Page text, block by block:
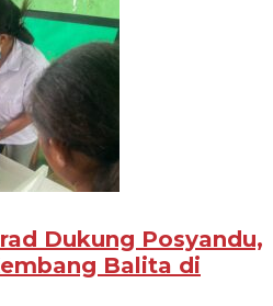
Dukung Posyandu,
Balita di